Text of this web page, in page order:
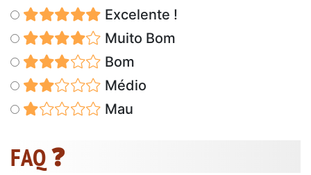
Excelente !
Muito Bom
Bom
Médio
Mau
FAQ ❓